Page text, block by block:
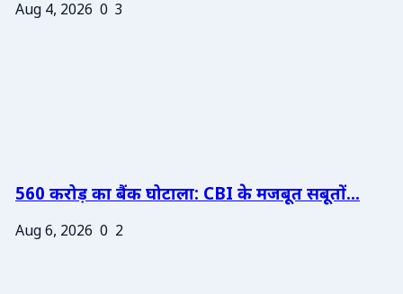
Aug 4, 2026 0 3
560 करोड़ का बैंक घोटाला: CBI के मजबूत सबूतों...
Aug 6, 2026 0 2